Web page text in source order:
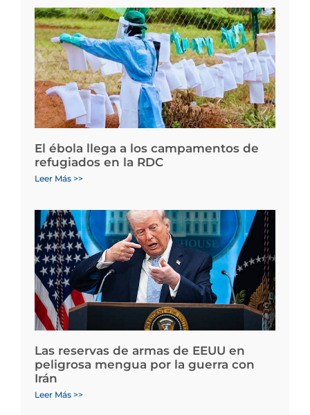
El ébola llega a los campamentos de
refugiados en la RDC
Leer Más >>
Las reservas de armas de EEUU en
peligrosa mengua por la guerra con
Irán
Leer Más >>